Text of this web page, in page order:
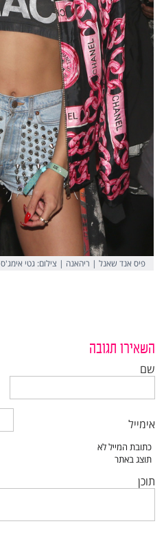
פיס אנד שאנל | ריהאנה | צילום: גטי אימג'ס
השאירו תגובה
שם
אימייל
תוכן